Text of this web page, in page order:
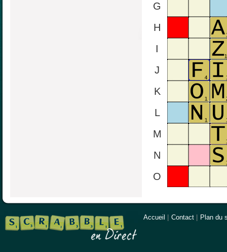
G
H
I
J
K
L
M
N
O
Accueil Contact Plan du